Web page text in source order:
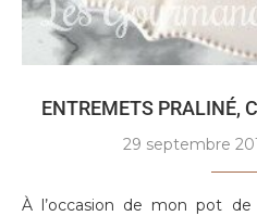
ENTREMETS PRALINÉ,
29 septembre
À l’occasion de mon pot de